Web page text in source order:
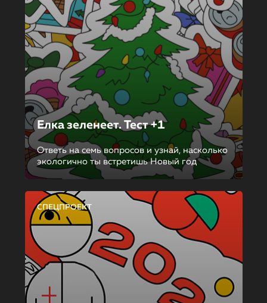
Елка зеленеет. Тест +1
Ответь на семь вопросов и узнай, насколько
экологично ты встретишь Новый год
СПЕЦПРОЕКТ